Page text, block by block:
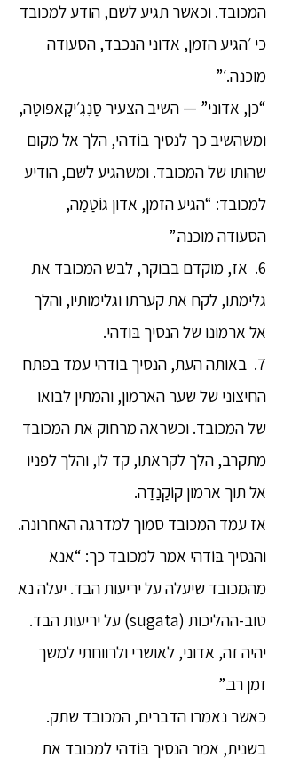
המכובד. וכאשר תגיע לשם, הודע למכובד
כי ׳הגיע הזמן, אדוני הנכבד, הסעודה
מוכנה.׳”
“כן, אדוני” — השיב הצעיר סַנְגִ׳יקָאפּוּטַּה,
ומשהשיב כך לנסיך בּוֹדהי, הלך אל מקום
שהותו של המכובד. ומשהגיע לשם, הודיע
למכובד: “הגיע הזמן, אדון גוֹטַמַה,
הסעודה מוכנה.”
6. אז, מוקדם בבוקר, לבש המכובד את
גלימתו, לקח את קערתו וגלימותיו, והלך
אל ארמונו של הנסיך בּוֹדהי.
7. באותה העת, הנסיך בּוֹדהי עמד בפתח
החיצוני של שער הארמון, והמתין לבואו
של המכובד. וכשראה מרחוק את המכובד
מתקרב, הלך לקראתו, קד לו, והלך לפניו
אל תוך ארמון קוֹקַנַדַה.
אז עמד המכובד סמוך למדרגה האחרונה.
והנסיך בּוֹדהי אמר למכובד כך: “אנא
מהמכובד שיעלה על יריעות הבד. יעלה נא
טוב-ההליכות (sugata) על יריעות הבד.
יהיה זה, אדוני, לאושרי ולרווחתי למשך
זמן רב.”
כאשר נאמרו הדברים, המכובד שתק.
בשנית, אמר הנסיך בּוֹדהי למכובד את